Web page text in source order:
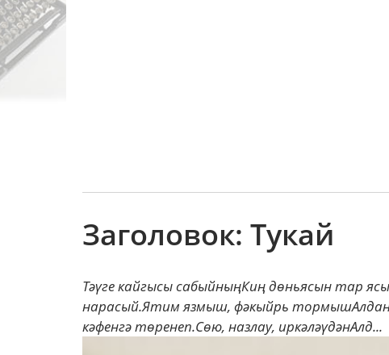
Заголовок: Тукай
Тәүге кайгысы сабыйныңКиң дөньясын тар
нарасый.Ятим язмыш, фәкыйрь тормышАлдан
кәфенгә төренеп.Сөю, назлау, иркәләүдәнАлд...